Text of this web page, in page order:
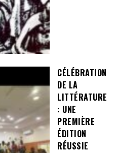
CÉLÉBRATION
DE LA
LITTÉRATURE
: UNE
PREMIÈRE
ÉDITION
RÉUSSIE